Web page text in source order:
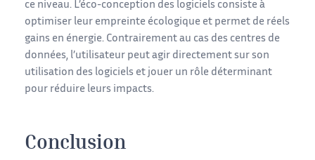
ce niveau. L’éco-conception des logiciels consiste à
optimiser leur empreinte écologique et permet de réels
gains en énergie. Contrairement au cas des centres de
données, l’utilisateur peut agir directement sur son
utilisation des logiciels et jouer un rôle déterminant
pour réduire leurs impacts.
Conclusion